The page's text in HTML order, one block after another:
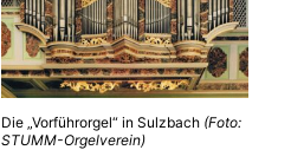
Die „Vorführorgel“ in Sulzbach (Foto:
STUMM-Orgelverein)